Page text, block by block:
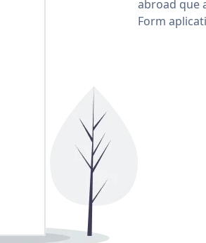
abroad que
Form